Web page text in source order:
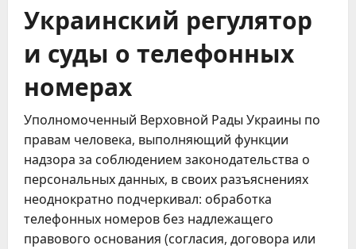
Украинский регулятор
и суды о телефонных
номерах
Уполномоченный Верховной Рады Украины по
правам человека, выполняющий функции
надзора за соблюдением законодательства о
персональных данных, в своих разъяснениях
неоднократно подчеркивал: обработка
телефонных номеров без надлежащего
правового основания (согласия, договора или